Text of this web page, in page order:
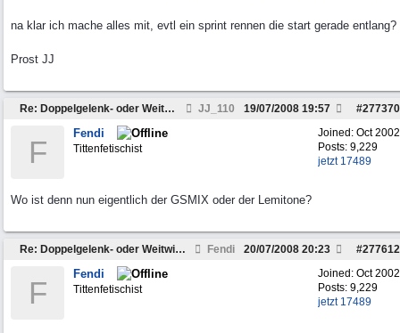
na klar ich mache alles mit, evtl ein sprint rennen die start gerade entlang?
Prost JJ
Re: Doppelgelenk- oder Weitwinkelwelle??? JJ_110 #277370
19/07/2008 19:57
Joined: Oct 2002
Posts: 9,229
jetzt 17489
F
Fendi
Tittenfetischist
Wo ist denn nun eigentlich der GSMIX oder der Lemitone?
Re: Doppelgelenk- oder Weitwinkelwelle??? Fendi #277612
20/07/2008 20:23
Joined: Oct 2002
Posts: 9,229
jetzt 17489
F
Fendi
Tittenfetischist